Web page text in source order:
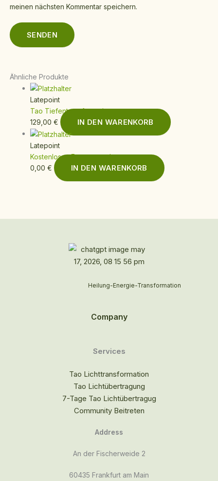
meinen nächsten Kommentar speichern.
Ähnliche Produkte
Latepoint
Tao Tiefentransformation
129,00 € IN DEN WARENKORB
Latepoint
Kostenloses Erstgesprach
0,00 € IN DEN WARENKORB
Heilung-Energie-Transformation
Company
Services
Tao Lichttransformation
Tao Lichtübertragung
7-Tage Tao Lichtübertragug
Community Beitreten
Address
An der Fischerweide 2
60435 Frankfurt am Main